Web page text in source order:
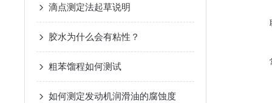
滴点测定法起草说明
胶水为什么会有粘性？
粗苯馏程如何测试
如何测定发动机润滑油的腐蚀度